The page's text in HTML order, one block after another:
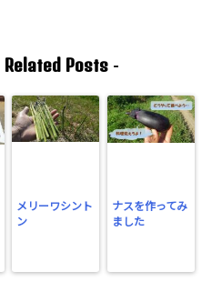
Related Posts-
メリーワシント
ン
ナスを作ってみ
ました